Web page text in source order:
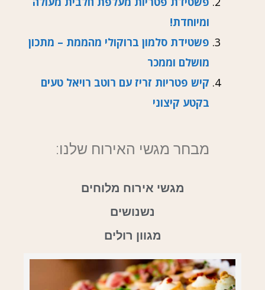
ומיוחדת!
פשטידת סלמון ברוקולי מהממת – מתכון
מושלם וממכר
קיש פטריות זריז עם רוטב רויאל טעים
בקטע קיצוני
מבחר מגשי האירוח שלנו:
מגשי אירוח מלוחים
נשנושים
מגוון רולים